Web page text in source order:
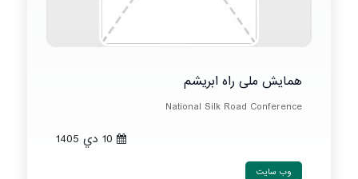
همایش ملی راه ابریشم
National Silk Road Conference
وب سایت